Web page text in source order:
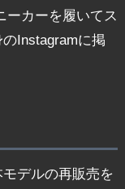
ーカーを履いてス
Instagramに掲
モデルの再販売を